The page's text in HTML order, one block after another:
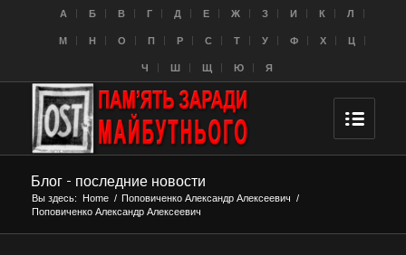
A Б В Г Д Е Ж З И К Л
M Н О П Р С Т У Ф Х Ц
Ч Ш Щ Ю Я
Блог - последние новости
Вы здесь: Home / Поповиченко Александр Алексеевич /
Поповиченко Александр Алексеевич